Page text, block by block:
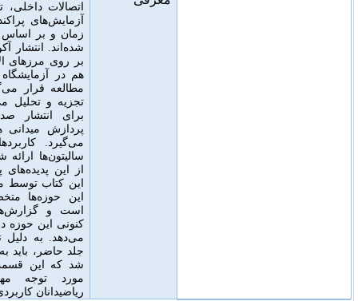
اتصالات داخلی، تجزیه و تحلیل می‌شوند.
آزمایش‌های پراکندگی آکوستیکی در حوزه
زمان و بر اساس توزیع ویگنر-ویل توصیف
انتشار آکوستیکی در ستون‌های آب
بر روی مرزهای الاستیک به صورت تجربی
هم در آزمایشگاه و هم در اقیانوس مورد
مطالعه قرار می‌گیرد و به صورت نظری
مدل‌های مختلفی
برای انتشار صدای اقیانوس، از جمله
پردازش میدانی همسان مورد بحث قرار
کاربردهای تئوری موجک ها و
سالیتون‌ها ارائه شده است.تصویری جامع
از این پدیده‌های پیچیده و سایر جنبه‌ها در
این کتاب توسط محققانی که در هر یک از
این حوزه‌ها متخصص هستند، ارائه شده
است و گزارش‌های به‌روزی از وضعیت
کنونی این حوزه در تمامی این جنبه‌ها ارائه
به دلیل تعداد زیادی مشارکت در
جلد حاضر، باید به چندین بخش تقسیم می
شد که این قسمت اول است .این کتاب
مورد توجه مهندسان، فیزیکدانان و
ریاضیدانان کاربردی خواهد بود.